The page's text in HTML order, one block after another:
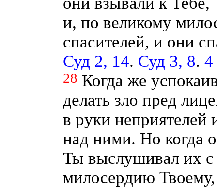
и, по великому
спасителей, и они
Суд 2, 14. Суд 3, 8. 4
28 Когда же
делать зло пред
в руки неприятелей
над ними. Но когда
Ты выслушивал их с
милосердию Твоему,